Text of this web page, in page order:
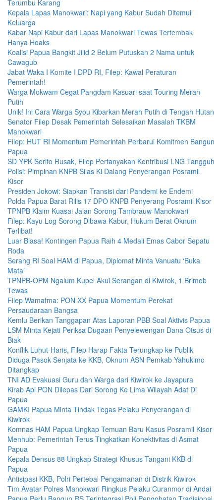
Terumbu Karang
Kepala Lapas Manokwari: Napi yang Kabur Sudah Ditemui
Keluarga
Kabar Napi Kabur dari Lapas Manokwari Tewas Tertembak
Hanya Hoaks
Koalisi Papua Bangkit Jilid 2 Belum Putuskan 2 Nama untuk
Cawagub
Jabat Waka I Komite I DPD RI, Filep: Kawal Peraturan
Pemerintah!
Warga Mokwam Cegat Pangdam Kasuari saat Touring Merah
Putih
Unik! Ini Cara Warga Syou Kibarkan Merah Putih di Tengah Hutan
Senator Filep Desak Pemerintah Selesaikan Masalah TKBM
Manokwari
Filep: HUT RI Momentum Pemerintah Perbarui Komitmen Bangun
Papua
SD YPK Serito Rusak, Filep Pertanyakan Kontribusi LNG Tangguh
Polisi: Pimpinan KNPB Silas Ki Dalang Penyerangan Posramil
Kisor
Presiden Jokowi: Siapkan Transisi dari Pandemi ke Endemi
Polda Papua Barat Rilis 17 DPO KNPB Penyerang Posramil Kisor
TPNPB Klaim Kuasai Jalan Sorong-Tambrauw-Manokwari
Filep: Kayu Log Sorong Dibawa Kabur, Hukum Berat Oknum
Terlibat!
Luar Biasa! Kontingen Papua Raih 4 Medali Emas Cabor Sepatu
Roda
Serang RI Soal HAM di Papua, Diplomat Minta Vanuatu ‘Buka
Mata’
TPNPB-OPM Ngalum Kupel Akui Serangan di Kiwirok, 1 Brimob
Tewas
Filep Wamafma: PON XX Papua Momentum Perekat
Persaudaraan Bangsa
Kemlu Berikan Tanggapan Atas Laporan PBB Soal Aktivis Papua
LSM Minta Kejati Periksa Dugaan Penyelewengan Dana Otsus di
Biak
Konflik Luhut-Haris, Filep Harap Fakta Terungkap ke Publik
Diduga Pasok Senjata ke KKB, Oknum ASN Pemkab Yahukimo
Ditangkap
TNI AD Evakuasi Guru dan Warga dari Kiwirok ke Jayapura
Kirab Api PON Dilepas Dari Sorong Ke Lima Wilayah Adat Di
Papua
GAMKI Papua Minta Tindak Tegas Pelaku Penyerangan di
Kiwirok
Komnas HAM Papua Ungkap Temuan Baru Kasus Posramil Kisor
Menhub: Pemerintah Terus Tingkatkan Konektivitas di Asmat
Papua
Kepala Densus 88 Ungkap Strategi Khusus Tangani KKB di
Papua
Antisipasi KKB, Polri Pertebal Pengamanan di Distrik Kiwirok
Tim Avatar Polres Manokwari Ringkus Pelaku Curanmor di Andai